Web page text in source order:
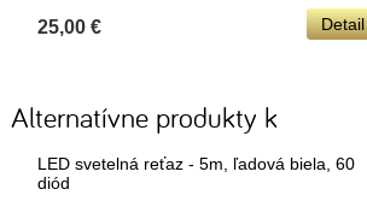
25,00 € Detail
Alternatívne produkty k
LED svetelná reťaz - 5m, ľadová biela, 60
diód